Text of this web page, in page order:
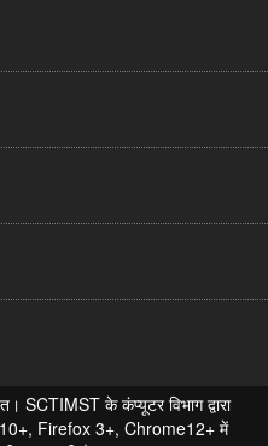
SCTIMST के कंप्यूटर विभाग द्वारा
Firefox 3+, Chrome12+ में